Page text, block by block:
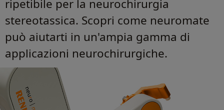
ripetibile per la neurochirurgia
stereotassica. Scopri come neuromate
può aiutarti in un'ampia gamma di
applicazioni neurochirurgiche.